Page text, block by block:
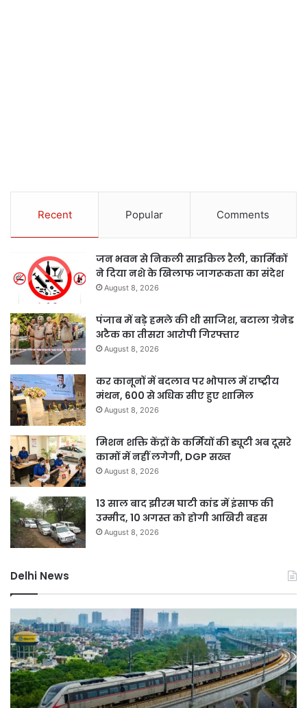
Recent Popular Comments
जन भवन से निकली साइकिल रैली, कार्मिकों
ने दिया नशे के खिलाफ जागरूकता का संदेश
August 8, 2026
पंजाब में बड़े हमले की थी साजिश, बटाला ग्रेनेड
अटैक का तीसरा आरोपी गिरफ्तार
August 8, 2026
कर कानूनों में बदलाव पर भोपाल में राष्ट्रीय
मंथन, 600 से अधिक सीए हुए शामिल
August 8, 2026
मिशन शक्ति केंद्रों के कर्मियों की ड्यूटी अब दूसरे
कामों में नहीं लगेगी, DGP सख्त
August 8, 2026
13 साल बाद झीरम घाटी कांड में इंसाफ की
उम्मीद, 10 अगस्त को होगी आखिरी बहस
August 8, 2026
Delhi News
भारत
का
नया
हाईस्पीड
रूट
तैयार,
बाग
में